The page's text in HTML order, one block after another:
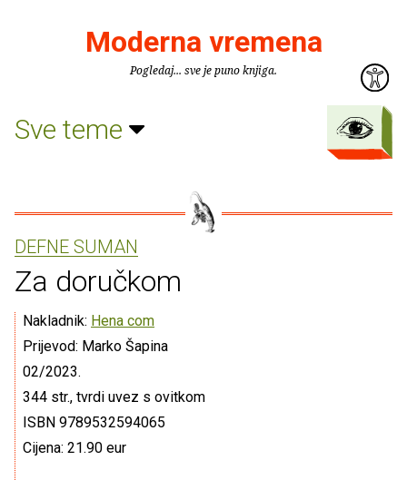
Moderna vremena
Pogledaj... sve je puno knjiga.
Sve teme
DEFNE SUMAN
Za doručkom
Nakladnik: Hena com
Prijevod: Marko Šapina
02/2023.
344 str., tvrdi uvez s ovitkom
ISBN 9789532594065
Cijena: 21.90 eur